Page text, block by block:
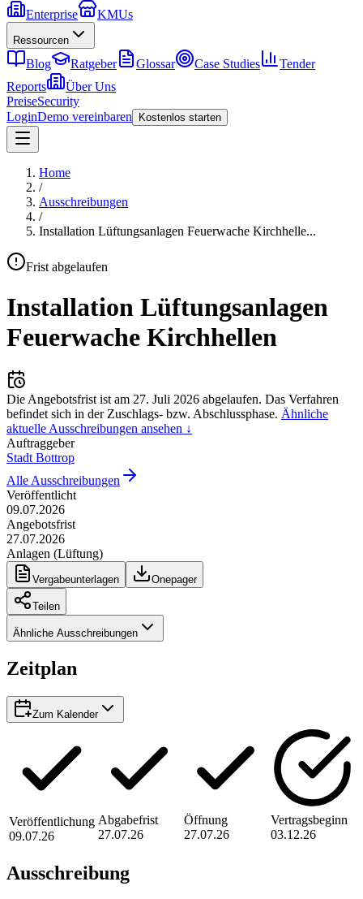
Enterprise
KMUs
Ressourcen
Blog Ratgeber Glossar Case Studies
Tender
Reports
Über Uns
PreiseSecurity
LoginDemo vereinbaren Kostenlos starten
Home
/
Ausschreibungen
/
Installation Lüftungsanlagen Feuerwache Kirchhelle...
Frist abgelaufen
Installation Lüftungsanlagen
Feuerwache Kirchhellen
Die Angebotsfrist ist am 27. Juli 2026 abgelaufen. Das Verfahren
befindet sich in der Zuschlags- bzw. Abschlussphase. Ähnliche
aktuelle Ausschreibungen ansehen ↓
Auftraggeber
Stadt Bottrop
Alle Ausschreibungen
Veröffentlicht
09.07.2026
Angebotsfrist
27.07.2026
Anlagen (Lüftung)
Vergabeunterlagen Onepager
Teilen
Ähnliche Ausschreibungen
Zeitplan
Zum Kalender
Veröffentlichung
09.07.26
Abgabefrist
27.07.26
Öffnung
27.07.26
Vertragsbeginn
03.12.26
Ausschreibung